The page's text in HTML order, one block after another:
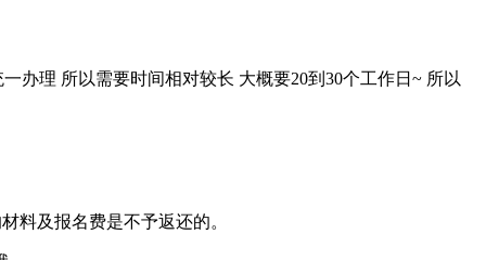
办理 所以需要时间相对较长 大概要20到30个工作日~ 所以
料及报名费是不予返还的。